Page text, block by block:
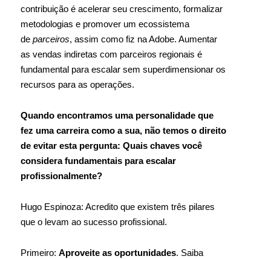
contribuição é acelerar seu crescimento, formalizar
metodologias e promover um ecossistema
de parceiros, assim como fiz na Adobe. Aumentar
as vendas indiretas com parceiros regionais é
fundamental para escalar sem superdimensionar os
recursos para as operações.
Quando encontramos uma personalidade que
fez uma carreira como a sua, não temos o direito
de evitar esta pergunta: Quais chaves você
considera fundamentais para escalar
profissionalmente?
Hugo Espinoza: Acredito que existem três pilares
que o levam ao sucesso profissional.
Primeiro: Aproveite as oportunidades. Saiba